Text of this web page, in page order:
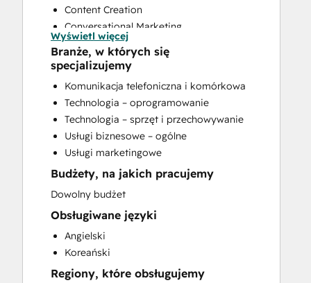
Content Creation
Conversational Marketing
Custom API Integrations
Customer Marketing
Customer Success Training
Customer Support Training
Email Marketing
Full Inbound Marketing Services
HubSpot Onboarding
Knowledge Base Development
Paid Advertising
Sales and Marketing Alignment
Sales Coaching and Training
Search Engine Optimization
Social Media
Video Production
Website Design
Wyświetl więcej
Branże, w których się
specjalizujemy
Komunikacja telefoniczna i komórkowa
Technologia – oprogramowanie
Technologia – sprzęt i przechowywanie
Usługi biznesowe – ogólne
Usługi marketingowe
Budżety, na jakich pracujemy
Dowolny budżet
Obsługiwane języki
Angielski
Koreański
Regiony, które obsługujemy